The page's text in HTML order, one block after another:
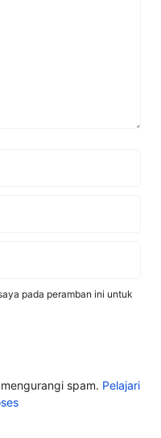
pada peramban ini untuk
spam. Pelajari